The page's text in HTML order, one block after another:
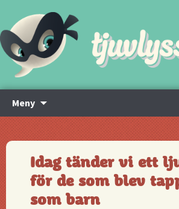
Meny
innehåll
Idag tänder vi ett
för de som blev
som barn